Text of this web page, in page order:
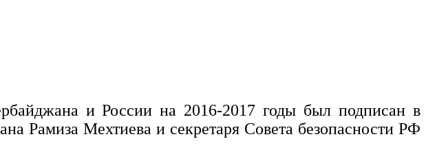
и России на 2016-2017 годы был подписан в
Рамиза Мехтиева и секретаря Совета безопасности РФ